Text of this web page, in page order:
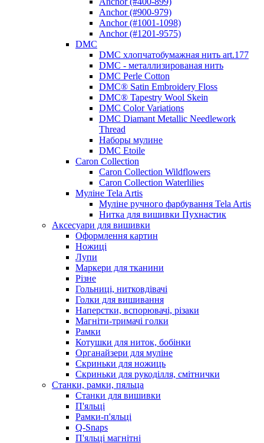
Anchor (#900-979)
Anchor (#1001-1098)
Anchor (#1201-9575)
DMC
DMC хлопчатобумажная нить art.177
DMC - металлизированая нить
DMC Perle Cotton
DMC® Satin Embroidery Floss
DMC® Tapestry Wool Skein
DMC Color Variations
DMC Diamant Metallic Needlework
Thread
Наборы мулине
DMC Etoile
Caron Collection
Caron Collection Wildflowers
Caron Collection Waterlilies
Муліне Tela Artis
Муліне ручного фарбування Tela Artis
Нитка для вишивки Пухнастик
Аксесуари для вишивки
Оформлення картин
Ножиці
Лупи
Маркери для тканини
Різне
Гольниці, нитковдівачі
Голки для вишивання
Наперстки, вспорювачі, різаки
Магніти-тримачі голки
Рамки
Котушки для ниток, бобінки
Органайзери для муліне
Скриньки для ножиць
Скриньки для рукоділля, смітнички
Станки, рамки, пяльца
Станки для вишивки
П'яльці
Рамки-п'яльці
Q-Snaps
П'яльці магнітні